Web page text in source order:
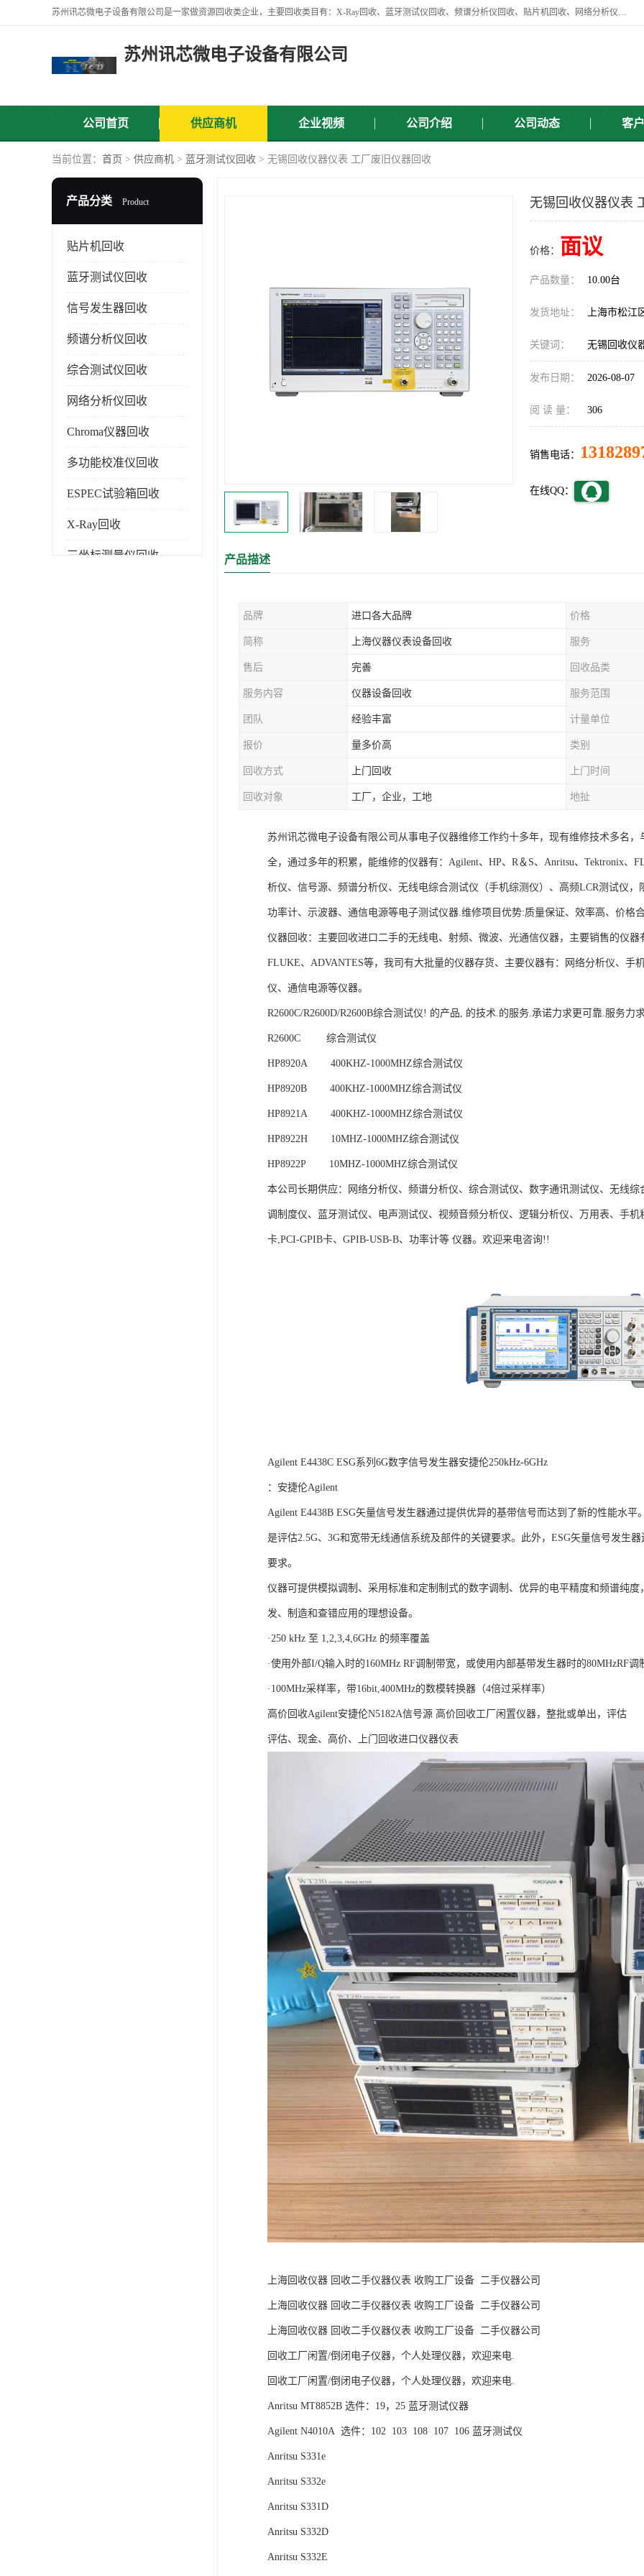
苏州讯芯微电子设备有限公司是一家做资源回收类企业，主要回收类目有：X-Ray回收、蓝牙测试仪回收、频谱分析仪回收、贴片机回收、网络分析仪回收、信号发生器回收等，从企业单位的需求出发，试通过本网络平台的建立有效整合物资市场，使可再生资源获得合理的流通和科学的再利用。
苏州讯芯微电子设备有限公司
公司首页 供应商机 企业视频 公司介绍 公司动态 客
当前位置： 首页 > 供应商机 > 蓝牙测试仪回收 > 无锡回收仪器仪表 工厂废旧仪器回收
产品分类 Product
贴片机回收
蓝牙测试仪回收
信号发生器回收
频谱分析仪回收
综合测试仪回收
网络分析仪回收
Chroma仪器回收
多功能校准仪回收
ESPEC试验箱回收
X-Ray回收
三坐标测量仪回收
无锡回收仪器仪表
价格： 面议
产品数量： 10.00台
发货地址： 上海市松
关键词： 无锡回收仪
发布日期： 2026-08-07
阅 读 量： 306
销售电话：
在线QQ：
产品描述
品牌 进口各大品牌 价格
简称 上海仪器仪表设备回收 服务
售后 完善 回收品类
服务内容 仪器设备回收 服务范围
团队 经验丰富 计量单位
报价 量多价高 类别
回收方式 上门回收 上门时间
回收对象 工厂，企业，工地 地扯
苏州讯芯微电子设备有限公司从事电子仪器维修工作约十多年，现有维修技术多名
全，通过多年的积累，能维修的仪器有：Agilent、HP、R＆S、Anritsu、Tektronix、
析仪、信号源、频谱分析仪、无线电综合测试仪（手机综测仪）、高频LCR测试仪
功率计、示波器、通信电源等电子测试仪器.维修项目优势:质量保证、效率高、价格
仪器回收：主要回收进口二手的无线电、射频、微波、光通信仪器，主要销售的仪器
FLUKE、ADVANTES等，我司有大批量的仪器存货、主要仪器有：网络分析仪、手
仪、通信电源等仪器。
R2600C/R2600D/R2600B综合测试仪! 的产品, 的技术.的服务.承诺力求更可靠.服务力
R2600C 综合测试仪
HP8920A 400KHZ-1000MHZ综合测试仪
HP8920B 400KHZ-1000MHZ综合测试仪
HP8921A 400KHZ-1000MHZ综合测试仪
HP8922H 10MHZ-1000MHZ综合测试仪
HP8922P 10MHZ-1000MHZ综合测试仪
本公司长期供应：网络分析仪、频谱分析仪、综合测试仪、数字通讯测试仪、无线
调制度仪、蓝牙测试仪、电声测试仪、视频音频分析仪、逻辑分析仪、万用表、手
卡,PCI-GPIB卡、GPIB-USB-B、功率计等 仪器。欢迎来电咨询!!
Agilent E4438C ESG系列6G数字信号发生器安捷伦250kHz-6GHz
：安捷伦Agilent
Agilent E4438B ESG矢量信号发生器通过提供优异的基带信号而达到了新的性能水
是评估2.5G、3G和宽带无线通信系统及部件的关键要求。此外，ESG矢量信号发生
要求。
仪器可提供模拟调制、采用标准和定制制式的数字调制、优异的电平精度和频谱纯
发、制造和查错应用的理想设备。
·250 kHz 至 1,2,3,4,6GHz 的频率覆盖
·使用外部I/Q输入时的160MHz RF调制带宽，或使用内部基带发生器时的80MHzRF调
·100MHz采样率，带16bit,400MHz的数模转换器（4倍过采样率）
高价回收Agilent安捷伦N5182A信号源 高价回收工厂闲置仪器，整批或单出，评估
评估、现金、高价、上门回收进口仪器仪表
上海回收仪器 回收二手仪器仪表 收购工厂设备 二手仪器公司
上海回收仪器 回收二手仪器仪表 收购工厂设备 二手仪器公司
上海回收仪器 回收二手仪器仪表 收购工厂设备 二手仪器公司
回收工厂闲置/倒闭电子仪器，个人处理仪器，欢迎来电.
回收工厂闲置/倒闭电子仪器，个人处理仪器，欢迎来电.
Anritsu MT8852B 选件：19，25 蓝牙测试仪器
Agilent N4010A 选件：102 103 108 107 106 蓝牙测试仪
Anritsu S331e
Anritsu S332e
Anritsu S331D
Anritsu S332D
Anritsu S332E